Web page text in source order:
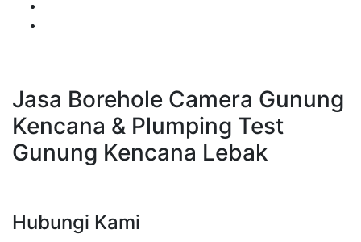
Jasa Borehole Camera Gunung
Kencana & Plumping Test
Gunung Kencana Lebak
Hubungi Kami